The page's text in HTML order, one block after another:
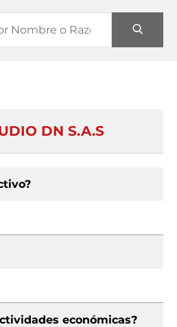
DN S.A.S
económicas?